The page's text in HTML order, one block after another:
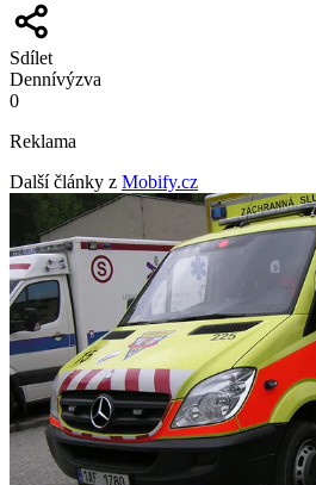
Sdílet
Dennívýzva
0
Reklama
Další články z Mobify.cz